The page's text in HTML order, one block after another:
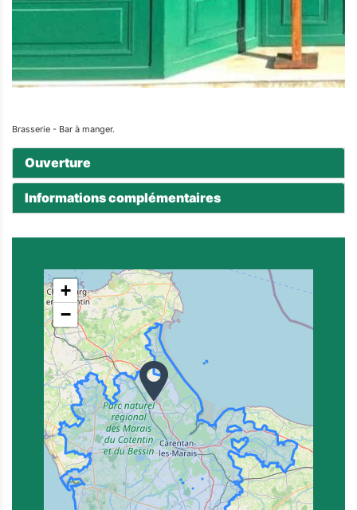
Brasserie - Bar à manger.
Ouverture
Informations complémentaires
+
−